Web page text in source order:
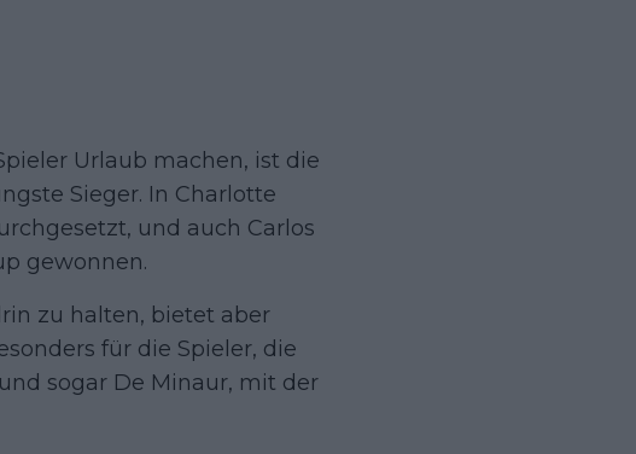
Urlaub machen, ist die
Sieger. In Charlotte
und auch Carlos
gewonnen.
zu halten, bietet aber
für die Spieler, die
sogar De Minaur, mit der